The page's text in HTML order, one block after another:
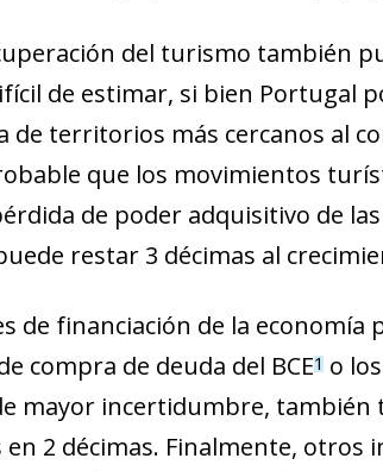
del turismo también
de estimar, si bien Portugal
de territorios más cercanos al
que los movimientos
de poder adquisitivo de
restar 3 décimas al
de financiación de la economía
compra de deuda del BCE1 o
mayor incertidumbre,
2 décimas. Finalmente, otros